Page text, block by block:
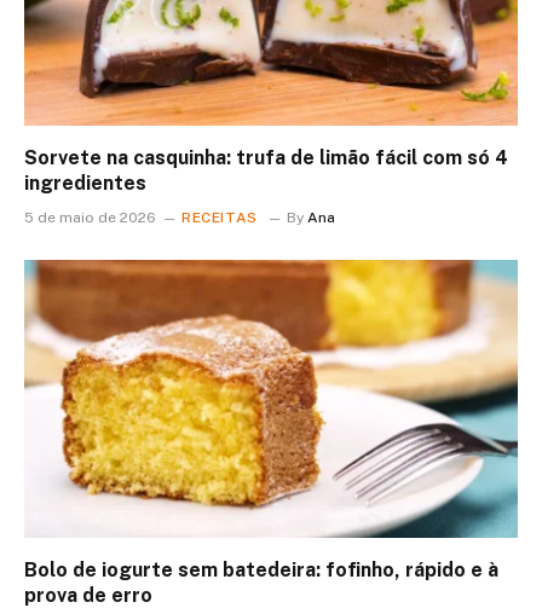
Sorvete na casquinha: trufa de limão fácil com só 4
ingredientes
5 de maio de 2026 RECEITAS By Ana
Bolo de iogurte sem batedeira: fofinho, rápido e à
prova de erro